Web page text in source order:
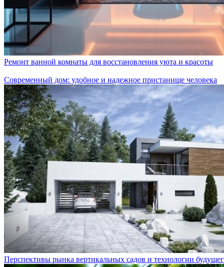
Ремонт ванной комнаты для восстановления уюта и красоты
Современный дом: удобное и надежное пристанище человека
Перспективы рынка вертикальных садов и технологии